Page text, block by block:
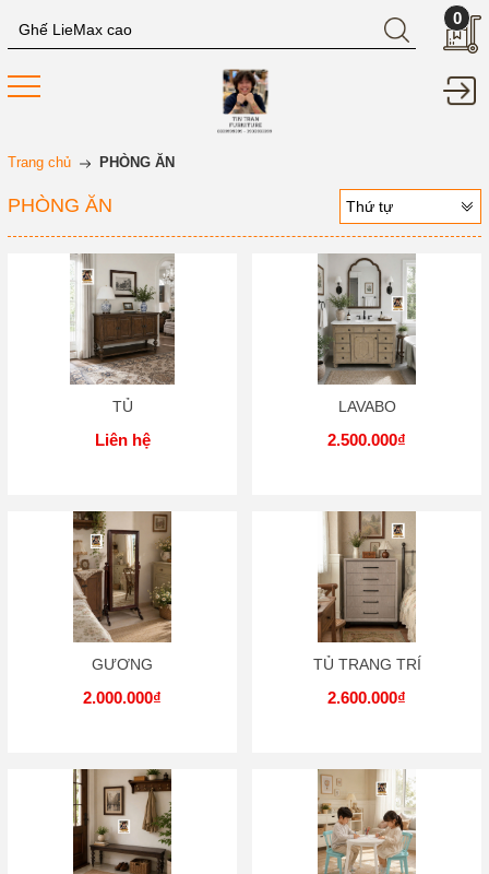
0
Trang chủ PHÒNG ĂN
PHÒNG ĂN Thứ tự
TỦ
Liên hệ
LAVABO
2.500.000₫
GƯƠNG
2.000.000₫
TỦ TRANG TRÍ
2.600.000₫